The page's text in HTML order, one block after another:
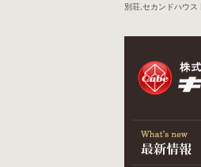
別荘,セカンドハウス